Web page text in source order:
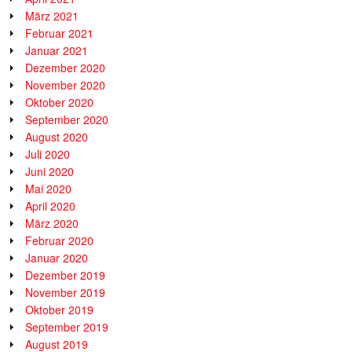
März 2021
Februar 2021
Januar 2021
Dezember 2020
November 2020
Oktober 2020
September 2020
August 2020
Juli 2020
Juni 2020
Mai 2020
April 2020
März 2020
Februar 2020
Januar 2020
Dezember 2019
November 2019
Oktober 2019
September 2019
August 2019